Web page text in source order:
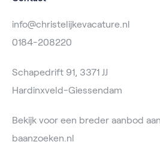
info@christelijkevacature.nl
0184-208220
Schapedrift 91, 3371 JJ
Hardinxveld-Giessendam
Bekijk voor een breder aanbod
baanzoeken.nl